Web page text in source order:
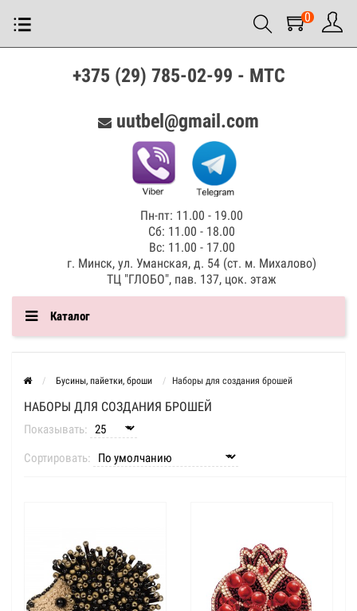
0
+375 (29) 785-02-99 - МТС
uutbel@gmail.com
Пн-пт: 11.00 - 19.00
Сб: 11.00 - 18.00
Вс: 11.00 - 17.00
г. Минск, ул. Уманская, д. 54 (ст. м. Михалово)
ТЦ "ГЛОБО", пав. 137, цок. этаж
Каталог
Бусины, пайетки, броши Наборы для создания брошей
НАБОРЫ ДЛЯ СОЗДАНИЯ БРОШЕЙ
Показывать:
Сортировать: